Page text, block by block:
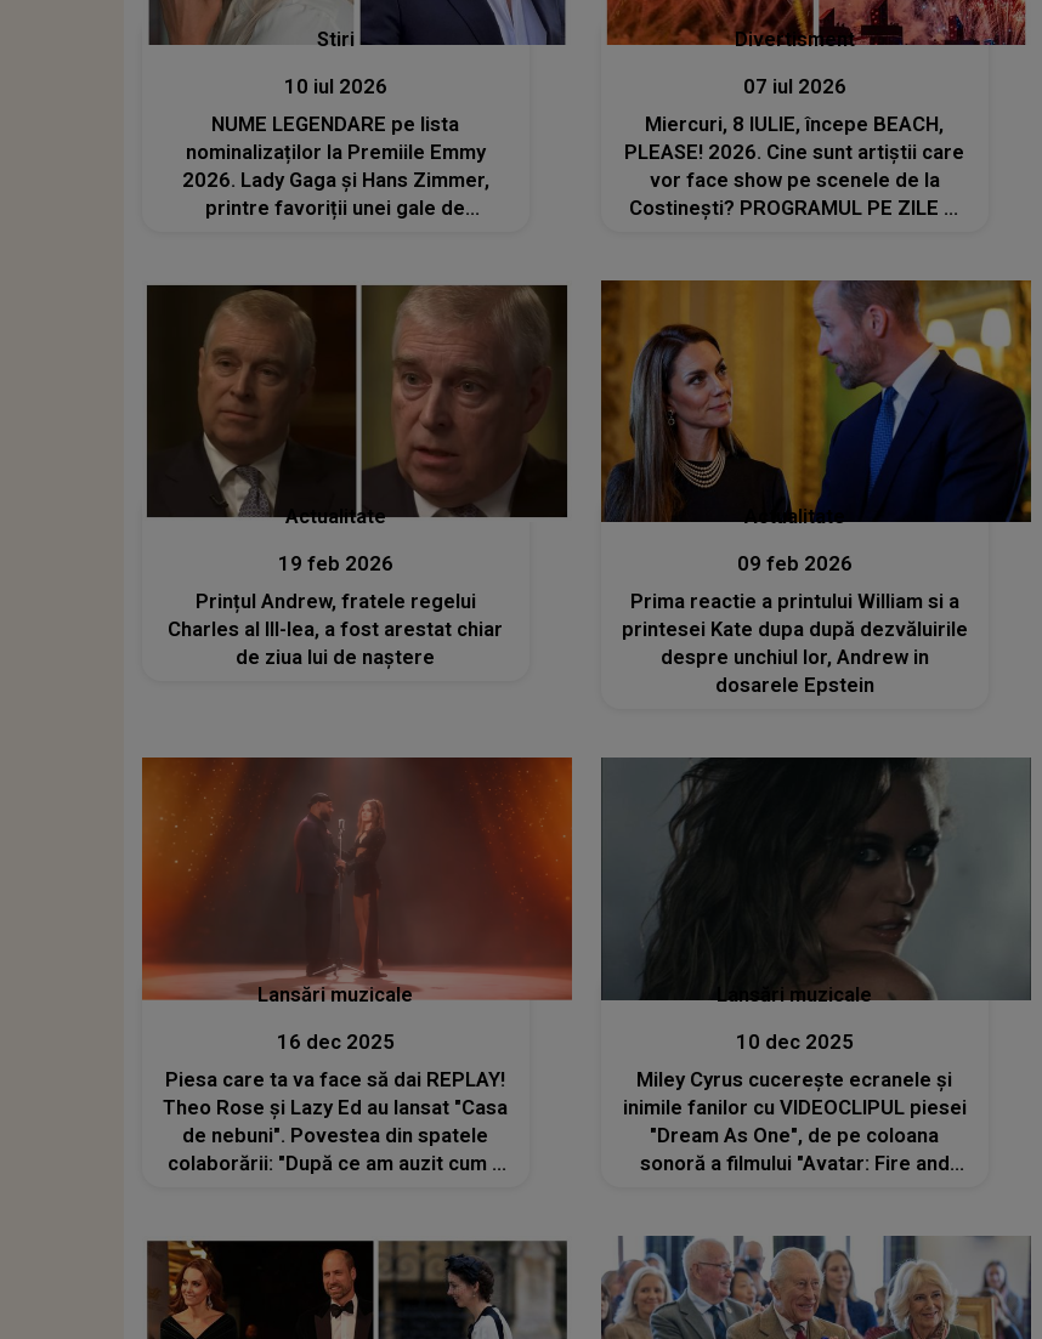
Stiri
10 iul 2026
NUME LEGENDARE pe lista
nominalizaților la Premiile Emmy
2026. Lady Gaga și Hans Zimmer,
printre favoriții unei gale de
Divertisment
07 iul 2026
Miercuri, 8 IULIE, începe BEACH,
PLEASE! 2026. Cine sunt artiștii care
vor face show pe scenele de la
Costinești? PROGRAMUL PE ZILE ȘI
Actualitate
19 feb 2026
Prințul Andrew, fratele regelui
Charles al III-lea, a fost arestat chiar
de ziua lui de naștere
Actualitate
09 feb 2026
Prima reactie a printului William si a
printesei Kate dupa după dezvăluirile
despre unchiul lor, Andrew in
dosarele Epstein
Lansări muzicale
16 dec 2025
Piesa care ta va face să dai REPLAY!
Theo Rose și Lazy Ed au lansat "Casa
de nebuni". Povestea din spatele
colaborării: "După ce am auzit cum a
Lansări muzicale
10 dec 2025
Miley Cyrus cucerește ecranele și
inimile fanilor cu VIDEOCLIPUL piesei
"Dream As One", de pe coloana
sonoră a filmului "Avatar: Fire and
și interpretarea ei